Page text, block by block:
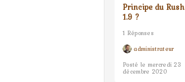
Principe du Rush
1.9 ?
1 Réponses
administrateur
Posté le mercredi 23
décembre 2020